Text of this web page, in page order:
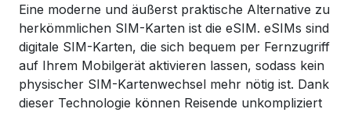
Eine moderne und äußerst praktische Alternative zu
herkömmlichen SIM-Karten ist die eSIM. eSIMs sind
digitale SIM-Karten, die sich bequem per Fernzugriff
auf Ihrem Mobilgerät aktivieren lassen, sodass kein
physischer SIM-Kartenwechsel mehr nötig ist. Dank
dieser Technologie können Reisende unkompliziert